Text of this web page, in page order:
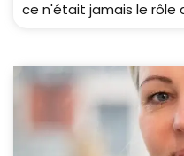
ce n'était jamais le rôle